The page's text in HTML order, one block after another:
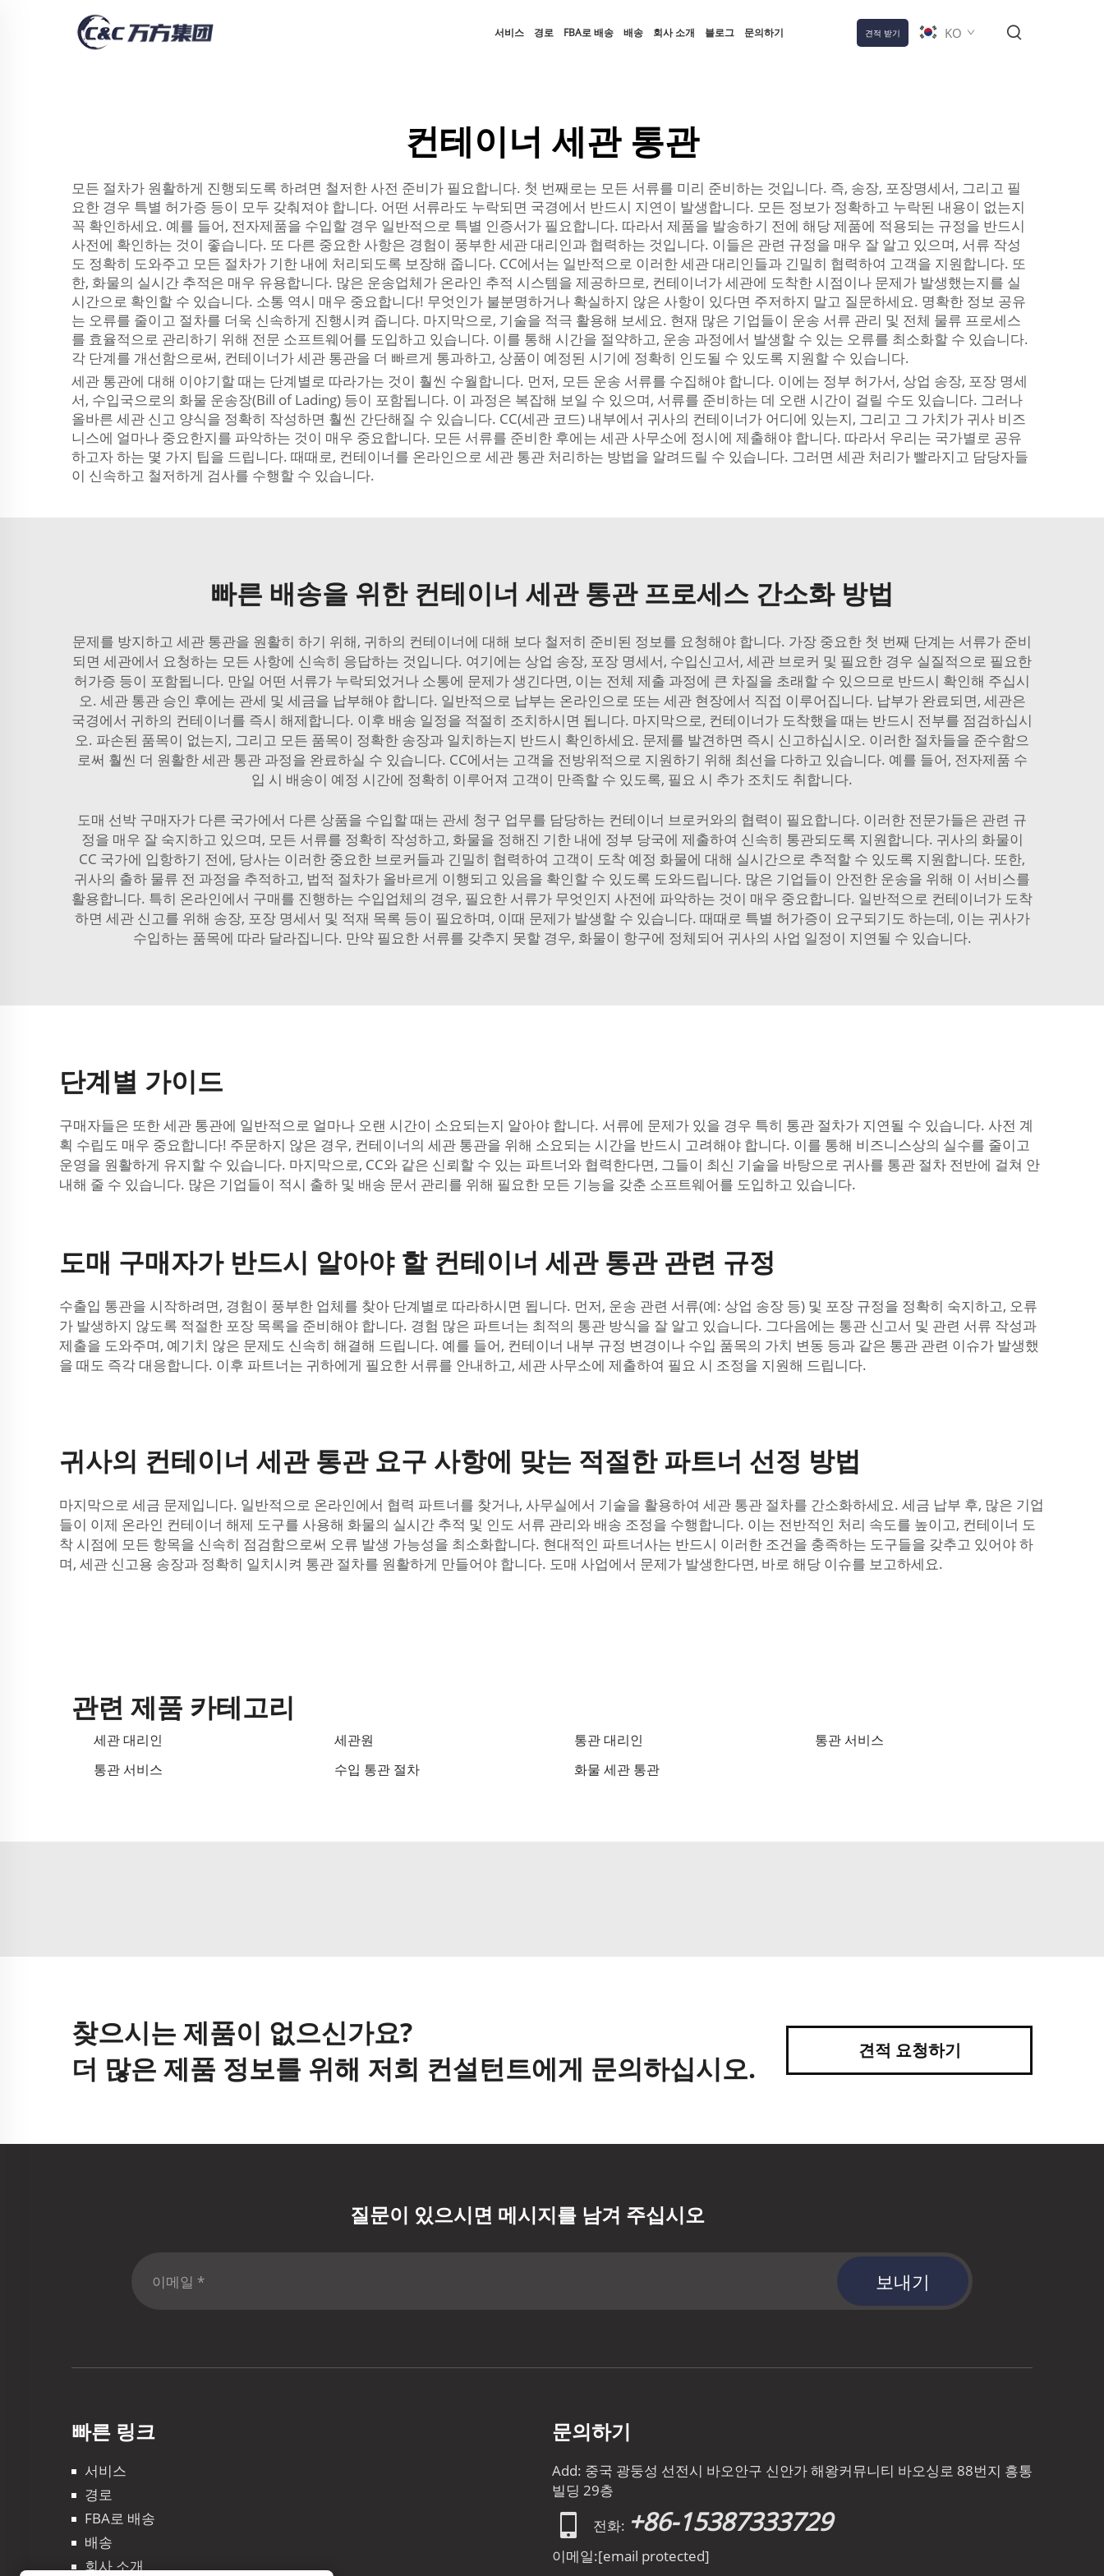
서비스 경로 FBA로 배송 배송 회사 소개 블로그 문의하기 견적 받기 KO
컨테이너 세관 통관
모든 절차가 원활하게 진행되도록 하려면 철저한 사전 준비가 필요합니다. 첫 번째로는 모든 서류를 미리 준비하는 것입니다. 즉, 송장, 포장명세서, 그리고 필
요한 경우 특별 허가증 등이 모두 갖춰져야 합니다. 어떤 서류라도 누락되면 국경에서 반드시 지연이 발생합니다. 모든 정보가 정확하고 누락된 내용이 없는지
꼭 확인하세요. 예를 들어, 전자제품을 수입할 경우 일반적으로 특별 인증서가 필요합니다. 따라서 제품을 발송하기 전에 해당 제품에 적용되는 규정을 반드시
사전에 확인하는 것이 좋습니다. 또 다른 중요한 사항은 경험이 풍부한 세관 대리인과 협력하는 것입니다. 이들은 관련 규정을 매우 잘 알고 있으며, 서류 작성
도 정확히 도와주고 모든 절차가 기한 내에 처리되도록 보장해 줍니다. CC에서는 일반적으로 이러한 세관 대리인들과 긴밀히 협력하여 고객을 지원합니다. 또
한, 화물의 실시간 추적은 매우 유용합니다. 많은 운송업체가 온라인 추적 시스템을 제공하므로, 컨테이너가 세관에 도착한 시점이나 문제가 발생했는지를 실
시간으로 확인할 수 있습니다. 소통 역시 매우 중요합니다! 무엇인가 불분명하거나 확실하지 않은 사항이 있다면 주저하지 말고 질문하세요. 명확한 정보 공유
는 오류를 줄이고 절차를 더욱 신속하게 진행시켜 줍니다. 마지막으로, 기술을 적극 활용해 보세요. 현재 많은 기업들이 운송 서류 관리 및 전체 물류 프로세스
를 효율적으로 관리하기 위해 전문 소프트웨어를 도입하고 있습니다. 이를 통해 시간을 절약하고, 운송 과정에서 발생할 수 있는 오류를 최소화할 수 있습니다.
각 단계를 개선함으로써, 컨테이너가 세관 통관을 더 빠르게 통과하고, 상품이 예정된 시기에 정확히 인도될 수 있도록 지원할 수 있습니다.
세관 통관에 대해 이야기할 때는 단계별로 따라가는 것이 훨씬 수월합니다. 먼저, 모든 운송 서류를 수집해야 합니다. 이에는 정부 허가서, 상업 송장, 포장 명세
서, 수입국으로의 화물 운송장(Bill of Lading) 등이 포함됩니다. 이 과정은 복잡해 보일 수 있으며, 서류를 준비하는 데 오랜 시간이 걸릴 수도 있습니다. 그러나
올바른 세관 신고 양식을 정확히 작성하면 훨씬 간단해질 수 있습니다. CC(세관 코드) 내부에서 귀사의 컨테이너가 어디에 있는지, 그리고 그 가치가 귀사 비즈
니스에 얼마나 중요한지를 파악하는 것이 매우 중요합니다. 모든 서류를 준비한 후에는 세관 사무소에 정시에 제출해야 합니다. 따라서 우리는 국가별로 공유
하고자 하는 몇 가지 팁을 드립니다. 때때로, 컨테이너를 온라인으로 세관 통관 처리하는 방법을 알려드릴 수 있습니다. 그러면 세관 처리가 빨라지고 담당자들
이 신속하고 철저하게 검사를 수행할 수 있습니다.
빠른 배송을 위한 컨테이너 세관 통관 프로세스 간소화 방법
문제를 방지하고 세관 통관을 원활히 하기 위해, 귀하의 컨테이너에 대해 보다 철저히 준비된 정보를 요청해야 합니다. 가장 중요한 첫 번째 단계는 서류가 준비
되면 세관에서 요청하는 모든 사항에 신속히 응답하는 것입니다. 여기에는 상업 송장, 포장 명세서, 수입신고서, 세관 브로커 및 필요한 경우 실질적으로 필요한
허가증 등이 포함됩니다. 만일 어떤 서류가 누락되었거나 소통에 문제가 생긴다면, 이는 전체 제출 과정에 큰 차질을 초래할 수 있으므로 반드시 확인해 주십시
오. 세관 통관 승인 후에는 관세 및 세금을 납부해야 합니다. 일반적으로 납부는 온라인으로 또는 세관 현장에서 직접 이루어집니다. 납부가 완료되면, 세관은
국경에서 귀하의 컨테이너를 즉시 해제합니다. 이후 배송 일정을 적절히 조치하시면 됩니다. 마지막으로, 컨테이너가 도착했을 때는 반드시 전부를 점검하십시
오. 파손된 품목이 없는지, 그리고 모든 품목이 정확한 송장과 일치하는지 반드시 확인하세요. 문제를 발견하면 즉시 신고하십시오. 이러한 절차들을 준수함으
로써 훨씬 더 원활한 세관 통관 과정을 완료하실 수 있습니다. CC에서는 고객을 전방위적으로 지원하기 위해 최선을 다하고 있습니다. 예를 들어, 전자제품 수
입 시 배송이 예정 시간에 정확히 이루어져 고객이 만족할 수 있도록, 필요 시 추가 조치도 취합니다.
도매 선박 구매자가 다른 국가에서 다른 상품을 수입할 때는 관세 청구 업무를 담당하는 컨테이너 브로커와의 협력이 필요합니다. 이러한 전문가들은 관련 규
정을 매우 잘 숙지하고 있으며, 모든 서류를 정확히 작성하고, 화물을 정해진 기한 내에 정부 당국에 제출하여 신속히 통관되도록 지원합니다. 귀사의 화물이
CC 국가에 입항하기 전에, 당사는 이러한 중요한 브로커들과 긴밀히 협력하여 고객이 도착 예정 화물에 대해 실시간으로 추적할 수 있도록 지원합니다. 또한,
귀사의 출하 물류 전 과정을 추적하고, 법적 절차가 올바르게 이행되고 있음을 확인할 수 있도록 도와드립니다. 많은 기업들이 안전한 운송을 위해 이 서비스를
활용합니다. 특히 온라인에서 구매를 진행하는 수입업체의 경우, 필요한 서류가 무엇인지 사전에 파악하는 것이 매우 중요합니다. 일반적으로 컨테이너가 도착
하면 세관 신고를 위해 송장, 포장 명세서 및 적재 목록 등이 필요하며, 이때 문제가 발생할 수 있습니다. 때때로 특별 허가증이 요구되기도 하는데, 이는 귀사가
수입하는 품목에 따라 달라집니다. 만약 필요한 서류를 갖추지 못할 경우, 화물이 항구에 정체되어 귀사의 사업 일정이 지연될 수 있습니다.
단계별 가이드
구매자들은 또한 세관 통관에 일반적으로 얼마나 오랜 시간이 소요되는지 알아야 합니다. 서류에 문제가 있을 경우 특히 통관 절차가 지연될 수 있습니다. 사전 계
획 수립도 매우 중요합니다! 주문하지 않은 경우, 컨테이너의 세관 통관을 위해 소요되는 시간을 반드시 고려해야 합니다. 이를 통해 비즈니스상의 실수를 줄이고
운영을 원활하게 유지할 수 있습니다. 마지막으로, CC와 같은 신뢰할 수 있는 파트너와 협력한다면, 그들이 최신 기술을 바탕으로 귀사를 통관 절차 전반에 걸쳐 안
내해 줄 수 있습니다. 많은 기업들이 적시 출하 및 배송 문서 관리를 위해 필요한 모든 기능을 갖춘 소프트웨어를 도입하고 있습니다.
도매 구매자가 반드시 알아야 할 컨테이너 세관 통관 관련 규정
수출입 통관을 시작하려면, 경험이 풍부한 업체를 찾아 단계별로 따라하시면 됩니다. 먼저, 운송 관련 서류(예: 상업 송장 등) 및 포장 규정을 정확히 숙지하고, 오류
가 발생하지 않도록 적절한 포장 목록을 준비해야 합니다. 경험 많은 파트너는 최적의 통관 방식을 잘 알고 있습니다. 그다음에는 통관 신고서 및 관련 서류 작성과
제출을 도와주며, 예기치 않은 문제도 신속히 해결해 드립니다. 예를 들어, 컨테이너 내부 규정 변경이나 수입 품목의 가치 변동 등과 같은 통관 관련 이슈가 발생했
을 때도 즉각 대응합니다. 이후 파트너는 귀하에게 필요한 서류를 안내하고, 세관 사무소에 제출하여 필요 시 조정을 지원해 드립니다.
귀사의 컨테이너 세관 통관 요구 사항에 맞는 적절한 파트너 선정 방법
마지막으로 세금 문제입니다. 일반적으로 온라인에서 협력 파트너를 찾거나, 사무실에서 기술을 활용하여 세관 통관 절차를 간소화하세요. 세금 납부 후, 많은 기업
들이 이제 온라인 컨테이너 해제 도구를 사용해 화물의 실시간 추적 및 인도 서류 관리와 배송 조정을 수행합니다. 이는 전반적인 처리 속도를 높이고, 컨테이너 도
착 시점에 모든 항목을 신속히 점검함으로써 오류 발생 가능성을 최소화합니다. 현대적인 파트너사는 반드시 이러한 조건을 충족하는 도구들을 갖추고 있어야 하
며, 세관 신고용 송장과 정확히 일치시켜 통관 절차를 원활하게 만들어야 합니다. 도매 사업에서 문제가 발생한다면, 바로 해당 이슈를 보고하세요.
관련 제품 카테고리
세관 대리인 세관원 통관 대리인
통관 서비스
통관 서비스
수입 통관 절차 화물 세관 통관
찾으시는 제품이 없으신가요?
더 많은 제품 정보를 위해 저희 컨설턴트에게 문의하십시오.
견적 요청하기
질문이 있으시면 메시지를 남겨 주십시오
보내기
빠른 링크
서비스
경로
FBA로 배송
배송
회사 소개
문의하기
Add: 중국 광둥성 선전시 바오안구 신안가 해왕커뮤니티 바오싱로 88번지 흥통
빌딩 29층
전화: +86-15387333729
이메일:[email protected]